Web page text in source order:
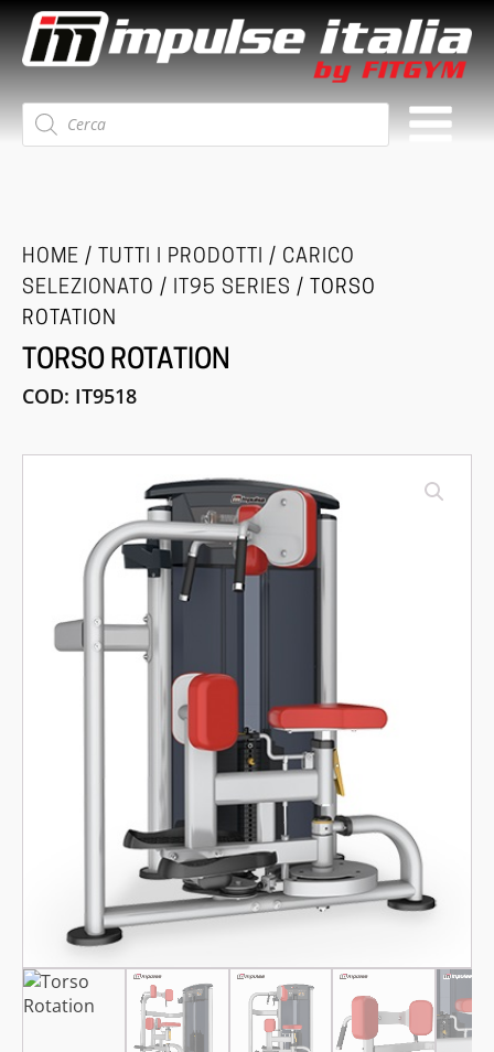
Ricerca
prodotti
HOME / TUTTI I PRODOTTI / CARICO
SELEZIONATO / IT95 SERIES / TORSO
ROTATION
TORSO ROTATION
COD: IT9518